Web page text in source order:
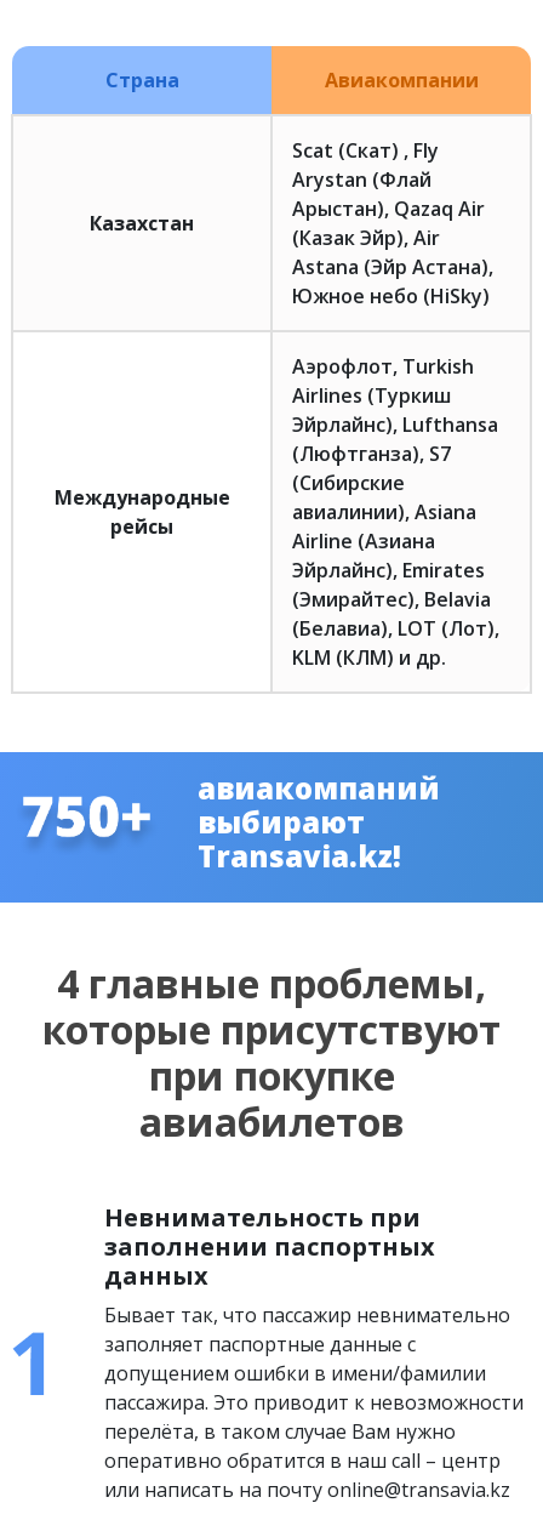
Страна Авиакомпании
Казахстан
Scat (Скат) , Fly
Arystan (Флай
Арыстан), Qazaq Air
(Казак Эйр), Air
Astana (Эйр Астана),
Южное небо (HiSky)
Международные
рейсы
Аэрофлот, Turkish
Airlines (Туркиш
Эйрлайнс), Lufthansa
(Люфтганза), S7
(Сибирские
авиалинии), Asiana
Airline (Азиана
Эйрлайнс), Emirates
(Эмирайтес), Belavia
(Белавиа), LOT (Лот),
KLM (КЛМ) и др.
авиакомпаний
выбирают
Transavia.kz!
4 главные проблемы,
которые присутствуют
при покупке
авиабилетов
Невнимательность при
заполнении паспортных
данных
Бывает так, что пассажир невнимательно
заполняет паспортные данные с
допущением ошибки в имени/фамилии
пассажира. Это приводит к невозможности
перелёта, в таком случае Вам нужно
оперативно обратится в наш call – центр
или написать на почту online@transavia.kz